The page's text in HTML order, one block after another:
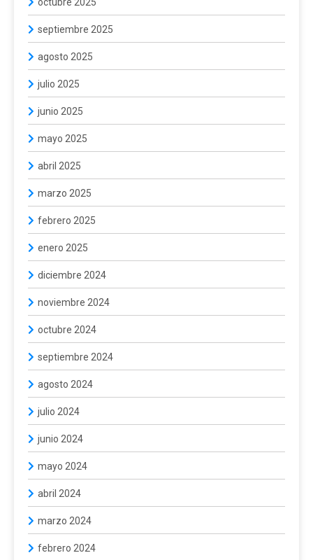
septiembre 2025
agosto 2025
julio 2025
junio 2025
mayo 2025
abril 2025
marzo 2025
febrero 2025
enero 2025
diciembre 2024
noviembre 2024
octubre 2024
septiembre 2024
agosto 2024
julio 2024
junio 2024
mayo 2024
abril 2024
marzo 2024
febrero 2024